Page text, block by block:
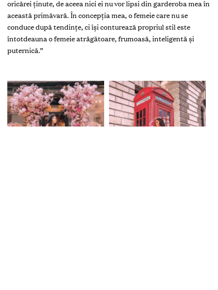
oricărei ținute, de aceea nici ei nu vor lipsi din garderoba mea în
această primăvară. În concepția mea, o femeie care nu se
conduce după tendințe, ci își conturează propriul stil este
întotdeauna o femeie atrăgătoare, frumoasă, inteligentă și
puternică.”